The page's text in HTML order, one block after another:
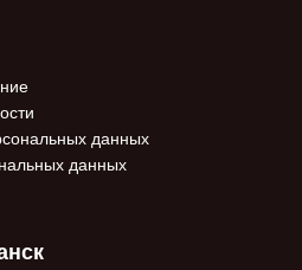
данных
данных